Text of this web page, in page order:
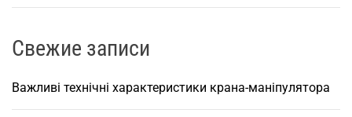
Свежие записи
Важливі технічні характеристики крана-маніпулятора